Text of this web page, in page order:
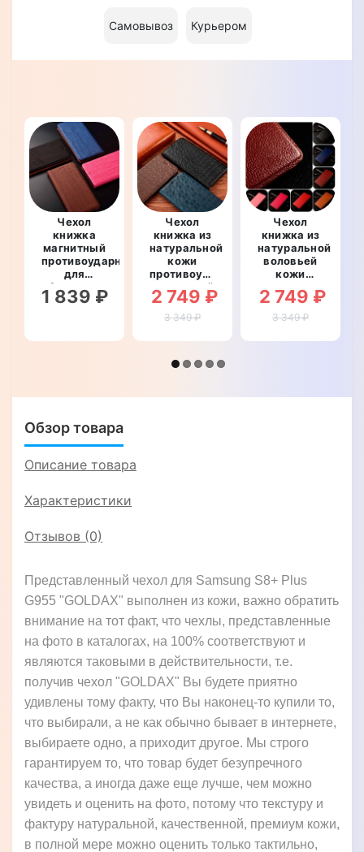
Самовывоз Курьером
Чехол
книжка
магнитный
противоударный
для
Samsung
S8+ Plus
1 839 ₽
Чехол
книжка из
натуральной
кожи
противоударный
магнитный
для
Samsung
G955
2 749 ₽
3 349 ₽
Чехол
книжка из
натуральной
воловьей
кожи
противоударный
магнитный
для
S8+ Plus
2 749 ₽
3 349 ₽
Обзор товара
Описание товара
Характеристики
Отзывов (0)
Представленный чехол для Samsung S8+ Plus
G955 "GOLDAX" выполнен из кожи, важно обратить
внимание на тот факт, что чехлы, представленные
на фото в каталогах, на 100% соответствуют и
являются таковыми в действительности, т.е.
получив чехол "GOLDAX" Вы будете приятно
удивлены тому факту, что Вы наконец-то купили то,
что выбирали, а не как обычно бывает в интернете,
выбираете одно, а приходит другое. Мы строго
гарантируем то, что товар будет безупречного
качества, а иногда даже еще лучше, чем можно
увидеть и оценить на фото, потому что текстуру и
фактуру натуральной, качественной, премиум кожи,
в полной мере можно оценить только тактильно,